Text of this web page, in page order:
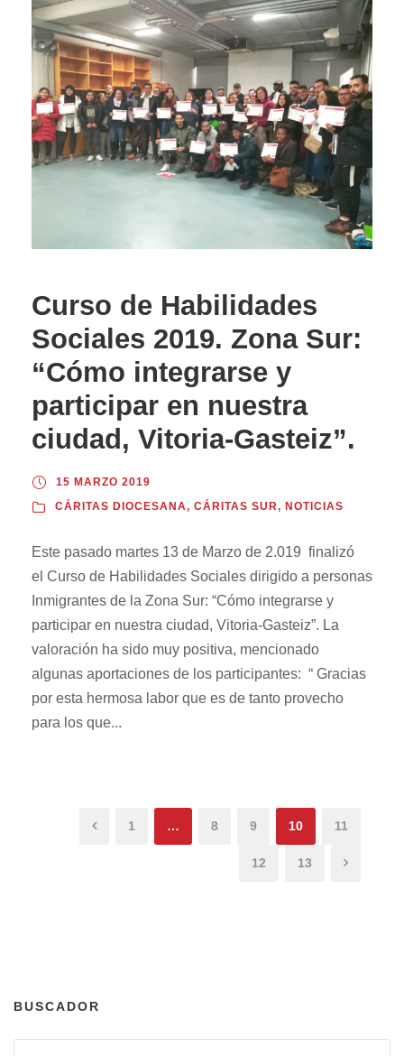
Curso de Habilidades
Sociales 2019. Zona Sur:
“Cómo integrarse y
participar en nuestra
ciudad, Vitoria-Gasteiz”.
15 MARZO 2019
CÁRITAS DIOCESANA, CÁRITAS SUR, NOTICIAS
Este pasado martes 13 de Marzo de 2.019 finalizó
el Curso de Habilidades Sociales dirigido a personas
Inmigrantes de la Zona Sur: “Cómo integrarse y
participar en nuestra ciudad, Vitoria-Gasteiz”. La
valoración ha sido muy positiva, mencionado
algunas aportaciones de los participantes: “ Gracias
por esta hermosa labor que es de tanto provecho
para los que...
1 … 8 9 10 11
12 13
BUSCADOR